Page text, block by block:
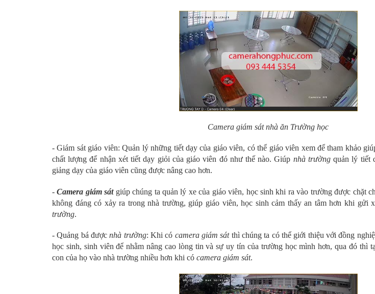
Camera giám sát nhà ăn Trường học
- Giám sát giáo viên: Quản lý những tiết dạy của giáo viên, có thể giáo viên xem để tham khảo
chất lượng để nhận xét tiết dạy giỏi của giáo viên đó như thế nào. Giúp nhà trườngquản lý tiết
giảng dạy của giáo viên cũng được nâng cao hơn.
-Camera giám sátgiúp chúng ta quản lý xe của giáo viên, học sinh khi ra vào trường được chặt
không đáng có xảy ra trong nhà trường, giúp giáo viên, học sinh cảm thấy an tâm hơn khi gửi
trường.
- Quảng bá đượcnhà trường: Khi có camera giám sátthì chúng ta có thể giới thiệu với đồng
học sinh, sinh viên để nhằm nâng cao lòng tin và sự uy tín của trường học mình hơn, qua đó thì
con của họ vào nhà trường nhiều hơn khi có camera giám sát.